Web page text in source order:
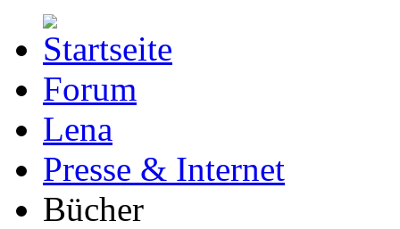
Forum
Lena
Presse & Internet
Bücher